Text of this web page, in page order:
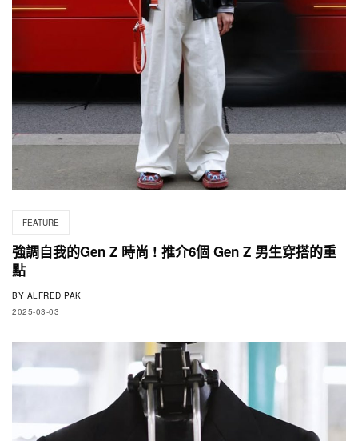
FEATURE
強調自我的Gen Z 時尚 ! 推介6個 Gen Z 男生穿搭的重
點
BY ALFRED PAK
2025-03-03